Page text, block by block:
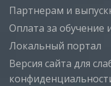
Партнерам и
Оплата за обучение
Локальный портал
Версия сайта для